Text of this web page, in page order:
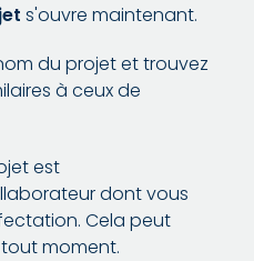
s'ouvre maintenant.
du projet et trouvez
à ceux de
est
dont vous
Cela peut
moment.